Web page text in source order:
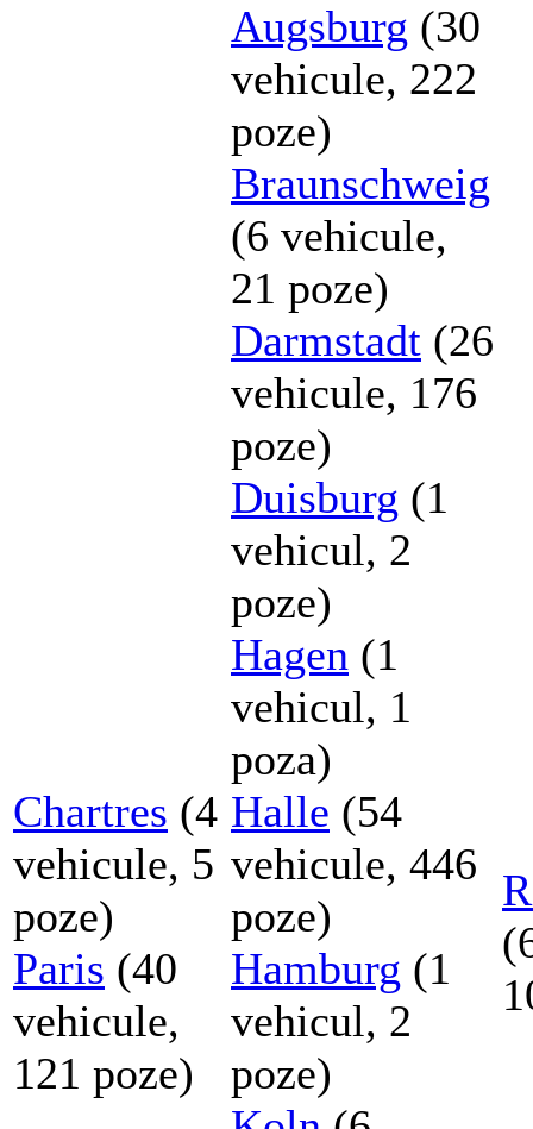
Chartres (4
vehicule, 5
poze)
Paris (40
vehicule,
121 poze)
Augsburg (30
vehicule, 222
poze)
Braunschweig
(6 vehicule,
21 poze)
Darmstadt (26
vehicule, 176
poze)
Duisburg (1
vehicul, 2
poze)
Hagen (1
vehicul, 1
poza)
Halle (54
vehicule, 446
poze)
Hamburg (1
vehicul, 2
poze)